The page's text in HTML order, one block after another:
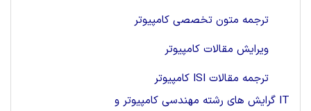
ترجمه متون تخصصی کامپیوتر
ویرایش مقالات کامپیوتر
ترجمه مقالات ISI کامپیوتر
گرایش های رشته مهندسی کامپیوتر و IT